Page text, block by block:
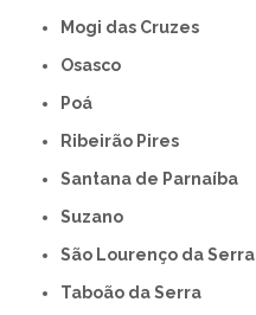
Mogi das Cruzes
Osasco
Poá
Ribeirão Pires
Santana de Parnaíba
Suzano
São Lourenço da Serra
Taboão da Serra